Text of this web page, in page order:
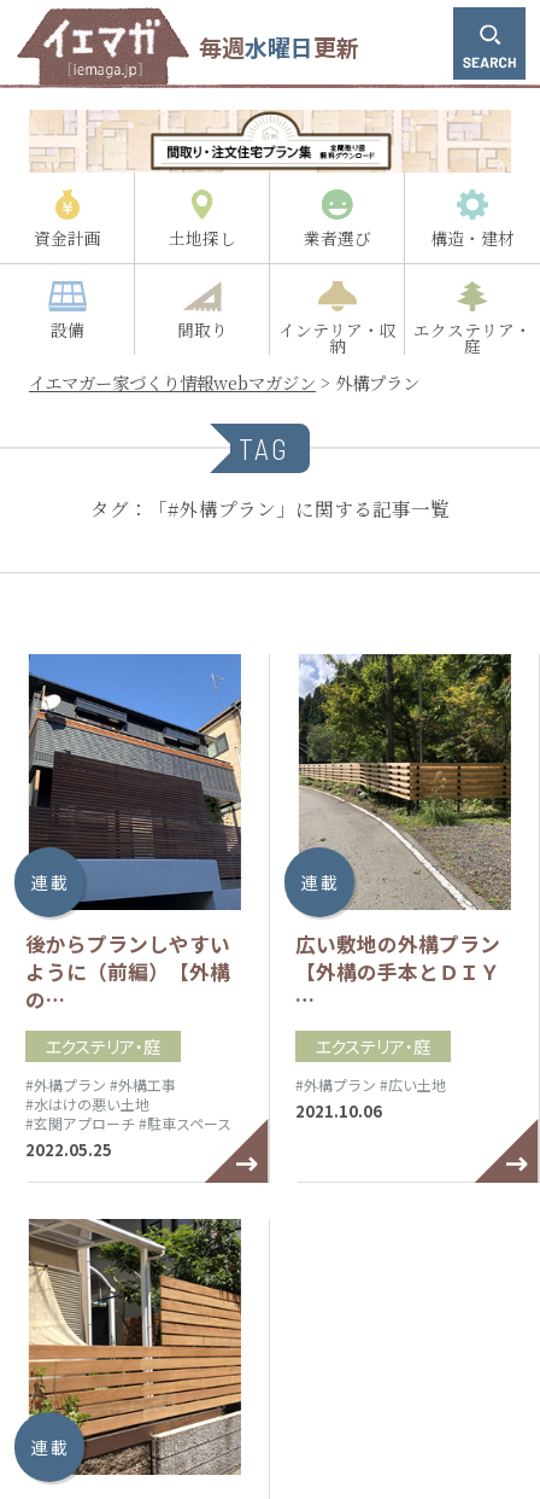
毎週水曜日更新
資金計画 土地探し 業者選び 構造・建材
設備 間取り インテリア・収
納
エクステリア・
庭
イエマガー家づくり情報webマガジン > 外構プラン
TAG
タグ：「#外構プラン」に関する記事一覧
連 載
後からプランしやすい
ように（前編）【外構
の…
エクステリア・庭
#外構プラン #外構工事
#水はけの悪い土地
#玄関アプローチ#駐車スペース
2022.05.25
連 載
広い敷地の外構プラン
【外構の手本とＤＩＹ
…
エクステリア・庭
#外構プラン #広い土地
2021.10.06
連 載